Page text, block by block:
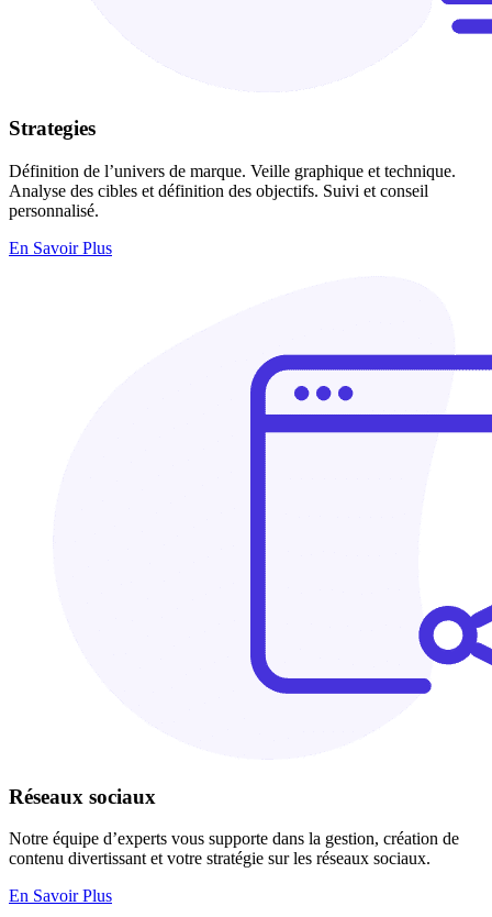
Strategies
Définition de l’univers de marque. Veille graphique et technique.
Analyse des cibles et définition des objectifs. Suivi et conseil
personnalisé.
En Savoir Plus
Réseaux sociaux
Notre équipe d’experts vous supporte dans la gestion, création de
contenu divertissant et votre stratégie sur les réseaux sociaux.
En Savoir Plus